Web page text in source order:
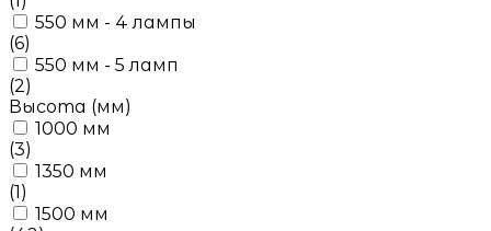
550 мм - 4 лампы
(6)
550 мм - 5 ламп
(2)
Высота (мм)
1000 мм
(3)
1350 мм
(1)
1500 мм